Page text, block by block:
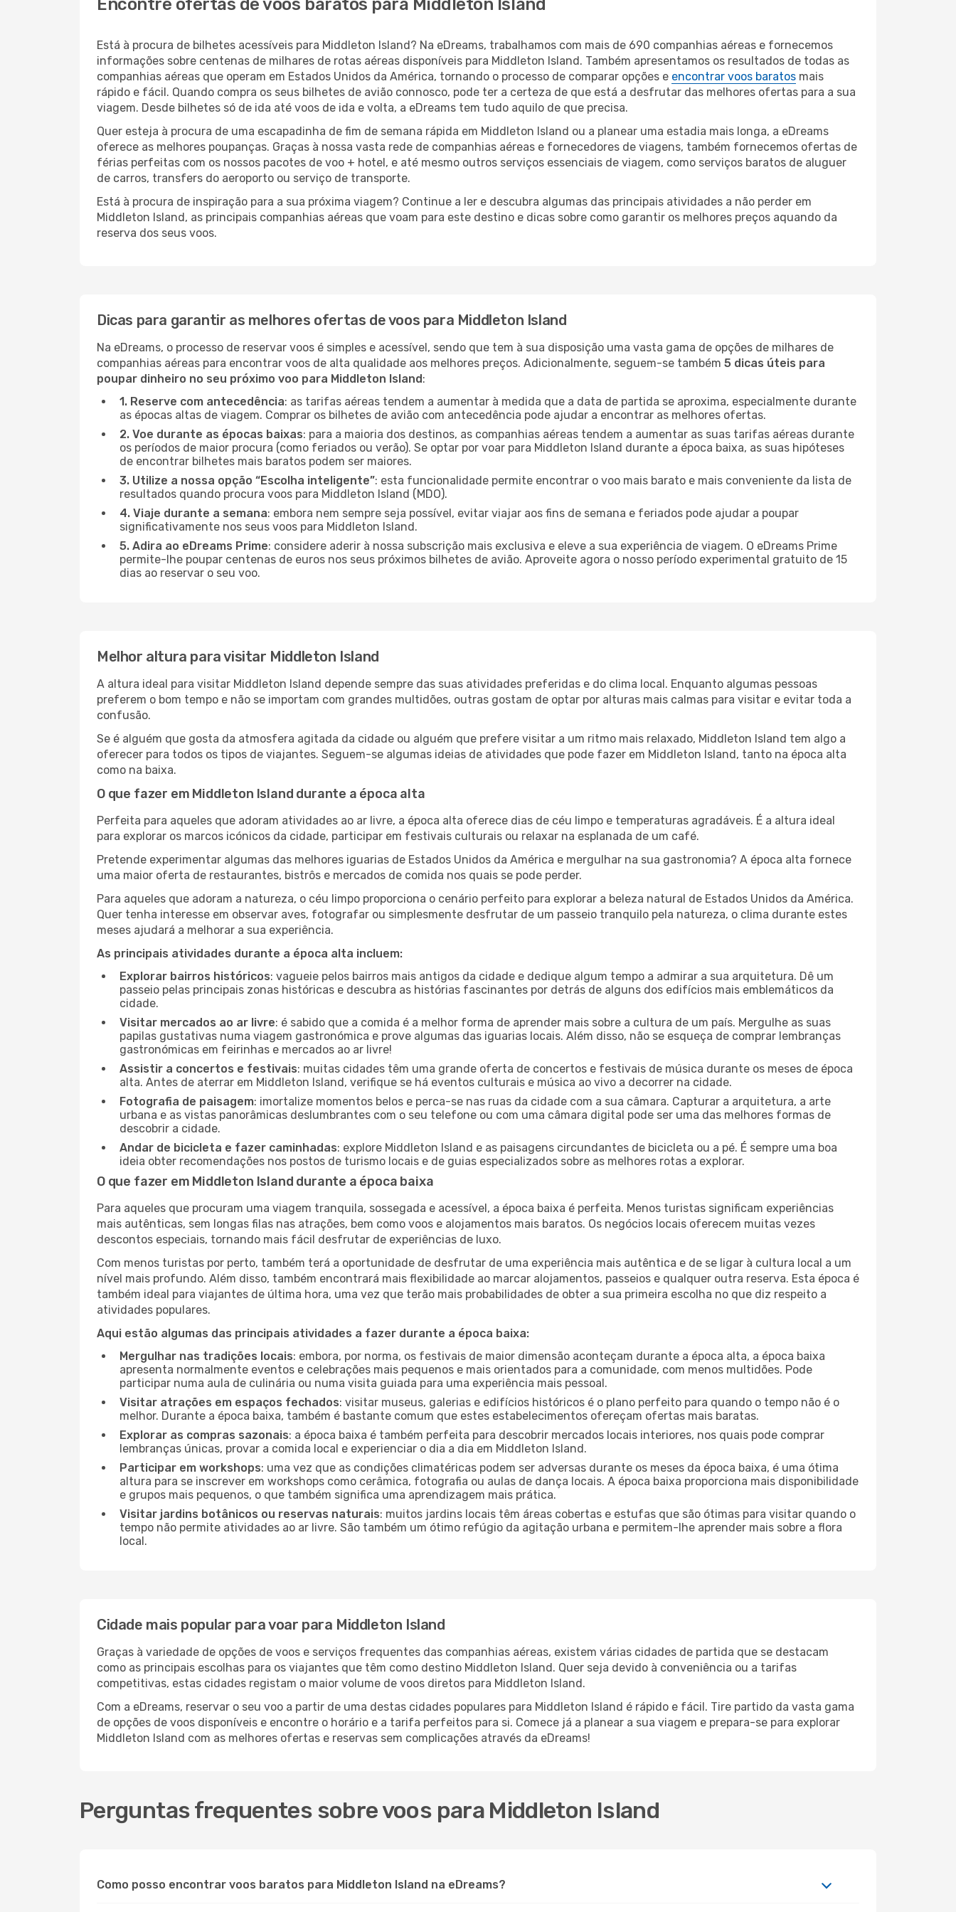
Encontre ofertas de voos baratos para Middleton Island
Está à procura de bilhetes acessíveis para Middleton Island? Na eDreams, trabalhamos com mais de 690 companhias aéreas e fornecemos
informações sobre centenas de milhares de rotas aéreas disponíveis para Middleton Island. Também apresentamos os resultados de todas as
companhias aéreas que operam em Estados Unidos da América, tornando o processo de comparar opções e encontrar voos baratos mais
rápido e fácil. Quando compra os seus bilhetes de avião connosco, pode ter a certeza de que está a desfrutar das melhores ofertas para a sua
viagem. Desde bilhetes só de ida até voos de ida e volta, a eDreams tem tudo aquilo de que precisa.
Quer esteja à procura de uma escapadinha de fim de semana rápida em Middleton Island ou a planear uma estadia mais longa, a eDreams
oferece as melhores poupanças. Graças à nossa vasta rede de companhias aéreas e fornecedores de viagens, também fornecemos ofertas de
férias perfeitas com os nossos pacotes de voo + hotel, e até mesmo outros serviços essenciais de viagem, como serviços baratos de aluguer
de carros, transfers do aeroporto ou serviço de transporte.
Está à procura de inspiração para a sua próxima viagem? Continue a ler e descubra algumas das principais atividades a não perder em
Middleton Island, as principais companhias aéreas que voam para este destino e dicas sobre como garantir os melhores preços aquando da
reserva dos seus voos.
Dicas para garantir as melhores ofertas de voos para Middleton Island
Na eDreams, o processo de reservar voos é simples e acessível, sendo que tem à sua disposição uma vasta gama de opções de milhares de
companhias aéreas para encontrar voos de alta qualidade aos melhores preços. Adicionalmente, seguem-se também 5 dicas úteis para
poupar dinheiro no seu próximo voo para Middleton Island:
1. Reserve com antecedência: as tarifas aéreas tendem a aumentar à medida que a data de partida se aproxima, especialmente durante
as épocas altas de viagem. Comprar os bilhetes de avião com antecedência pode ajudar a encontrar as melhores ofertas.
2. Voe durante as épocas baixas: para a maioria dos destinos, as companhias aéreas tendem a aumentar as suas tarifas aéreas durante
os períodos de maior procura (como feriados ou verão). Se optar por voar para Middleton Island durante a época baixa, as suas hipóteses
de encontrar bilhetes mais baratos podem ser maiores.
3. Utilize a nossa opção “Escolha inteligente”: esta funcionalidade permite encontrar o voo mais barato e mais conveniente da lista de
resultados quando procura voos para Middleton Island (MDO).
4. Viaje durante a semana: embora nem sempre seja possível, evitar viajar aos fins de semana e feriados pode ajudar a poupar
significativamente nos seus voos para Middleton Island.
5. Adira ao eDreams Prime: considere aderir à nossa subscrição mais exclusiva e eleve a sua experiência de viagem. O eDreams Prime
permite-lhe poupar centenas de euros nos seus próximos bilhetes de avião. Aproveite agora o nosso período experimental gratuito de 15
dias ao reservar o seu voo.
Melhor altura para visitar Middleton Island
A altura ideal para visitar Middleton Island depende sempre das suas atividades preferidas e do clima local. Enquanto algumas pessoas
preferem o bom tempo e não se importam com grandes multidões, outras gostam de optar por alturas mais calmas para visitar e evitar toda a
confusão.
Se é alguém que gosta da atmosfera agitada da cidade ou alguém que prefere visitar a um ritmo mais relaxado, Middleton Island tem algo a
oferecer para todos os tipos de viajantes. Seguem-se algumas ideias de atividades que pode fazer em Middleton Island, tanto na época alta
como na baixa.
O que fazer em Middleton Island durante a época alta
Perfeita para aqueles que adoram atividades ao ar livre, a época alta oferece dias de céu limpo e temperaturas agradáveis. É a altura ideal
para explorar os marcos icónicos da cidade, participar em festivais culturais ou relaxar na esplanada de um café.
Pretende experimentar algumas das melhores iguarias de Estados Unidos da América e mergulhar na sua gastronomia? A época alta fornece
uma maior oferta de restaurantes, bistrôs e mercados de comida nos quais se pode perder.
Para aqueles que adoram a natureza, o céu limpo proporciona o cenário perfeito para explorar a beleza natural de Estados Unidos da América.
Quer tenha interesse em observar aves, fotografar ou simplesmente desfrutar de um passeio tranquilo pela natureza, o clima durante estes
meses ajudará a melhorar a sua experiência.
As principais atividades durante a época alta incluem:
Explorar bairros históricos: vagueie pelos bairros mais antigos da cidade e dedique algum tempo a admirar a sua arquitetura. Dê um
passeio pelas principais zonas históricas e descubra as histórias fascinantes por detrás de alguns dos edifícios mais emblemáticos da
cidade.
Visitar mercados ao ar livre: é sabido que a comida é a melhor forma de aprender mais sobre a cultura de um país. Mergulhe as suas
papilas gustativas numa viagem gastronómica e prove algumas das iguarias locais. Além disso, não se esqueça de comprar lembranças
gastronómicas em feirinhas e mercados ao ar livre!
Assistir a concertos e festivais: muitas cidades têm uma grande oferta de concertos e festivais de música durante os meses de época
alta. Antes de aterrar em Middleton Island, verifique se há eventos culturais e música ao vivo a decorrer na cidade.
Fotografia de paisagem: imortalize momentos belos e perca-se nas ruas da cidade com a sua câmara. Capturar a arquitetura, a arte
urbana e as vistas panorâmicas deslumbrantes com o seu telefone ou com uma câmara digital pode ser uma das melhores formas de
descobrir a cidade.
Andar de bicicleta e fazer caminhadas: explore Middleton Island e as paisagens circundantes de bicicleta ou a pé. É sempre uma boa
ideia obter recomendações nos postos de turismo locais e de guias especializados sobre as melhores rotas a explorar.
O que fazer em Middleton Island durante a época baixa
Para aqueles que procuram uma viagem tranquila, sossegada e acessível, a época baixa é perfeita. Menos turistas significam experiências
mais autênticas, sem longas filas nas atrações, bem como voos e alojamentos mais baratos. Os negócios locais oferecem muitas vezes
descontos especiais, tornando mais fácil desfrutar de experiências de luxo.
Com menos turistas por perto, também terá a oportunidade de desfrutar de uma experiência mais autêntica e de se ligar à cultura local a um
nível mais profundo. Além disso, também encontrará mais flexibilidade ao marcar alojamentos, passeios e qualquer outra reserva. Esta época é
também ideal para viajantes de última hora, uma vez que terão mais probabilidades de obter a sua primeira escolha no que diz respeito a
atividades populares.
Aqui estão algumas das principais atividades a fazer durante a época baixa:
Mergulhar nas tradições locais: embora, por norma, os festivais de maior dimensão aconteçam durante a época alta, a época baixa
apresenta normalmente eventos e celebrações mais pequenos e mais orientados para a comunidade, com menos multidões. Pode
participar numa aula de culinária ou numa visita guiada para uma experiência mais pessoal.
Visitar atrações em espaços fechados: visitar museus, galerias e edifícios históricos é o plano perfeito para quando o tempo não é o
melhor. Durante a época baixa, também é bastante comum que estes estabelecimentos ofereçam ofertas mais baratas.
Explorar as compras sazonais: a época baixa é também perfeita para descobrir mercados locais interiores, nos quais pode comprar
lembranças únicas, provar a comida local e experienciar o dia a dia em Middleton Island.
Participar em workshops: uma vez que as condições climatéricas podem ser adversas durante os meses da época baixa, é uma ótima
altura para se inscrever em workshops como cerâmica, fotografia ou aulas de dança locais. A época baixa proporciona mais disponibilidade
e grupos mais pequenos, o que também significa uma aprendizagem mais prática.
Visitar jardins botânicos ou reservas naturais: muitos jardins locais têm áreas cobertas e estufas que são ótimas para visitar quando o
tempo não permite atividades ao ar livre. São também um ótimo refúgio da agitação urbana e permitem-lhe aprender mais sobre a flora
local.
Cidade mais popular para voar para Middleton Island
Graças à variedade de opções de voos e serviços frequentes das companhias aéreas, existem várias cidades de partida que se destacam
como as principais escolhas para os viajantes que têm como destino Middleton Island. Quer seja devido à conveniência ou a tarifas
competitivas, estas cidades registam o maior volume de voos diretos para Middleton Island.
Com a eDreams, reservar o seu voo a partir de uma destas cidades populares para Middleton Island é rápido e fácil. Tire partido da vasta gama
de opções de voos disponíveis e encontre o horário e a tarifa perfeitos para si. Comece já a planear a sua viagem e prepara-se para explorar
Middleton Island com as melhores ofertas e reservas sem complicações através da eDreams!
Perguntas frequentes sobre voos para Middleton Island
Como posso encontrar voos baratos para Middleton Island na eDreams?